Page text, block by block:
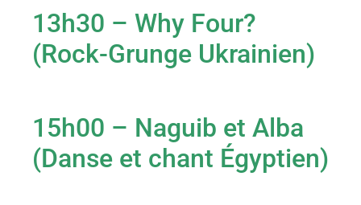
13h30 – Why Four?
(Rock-Grunge Ukrainien)
15h00 – Naguib et Alba
(Danse et chant Égyptien)